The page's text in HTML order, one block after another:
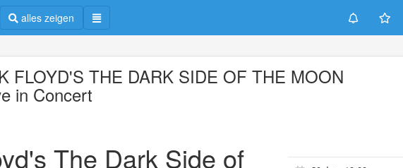
alles zeigen
FLOYD'S THE DARK SIDE OF THE MOON
in Concert
The Dark Side of